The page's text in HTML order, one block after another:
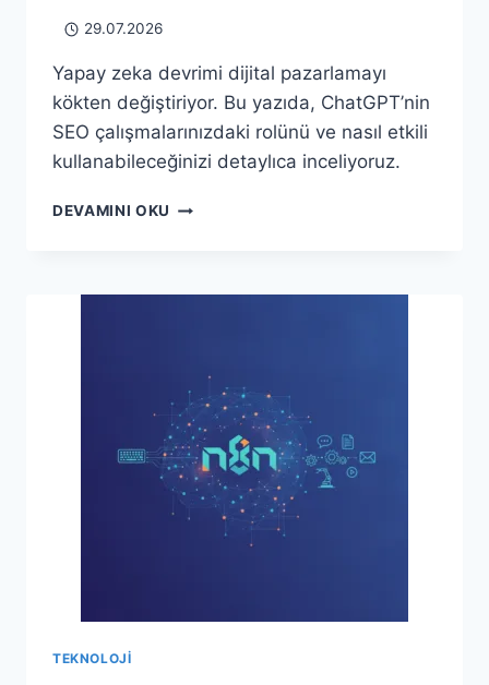
29.07.2026
Yapay zeka devrimi dijital pazarlamayı
kökten değiştiriyor. Bu yazıda, ChatGPT’nin
SEO çalışmalarınızdaki rolünü ve nasıl etkili
kullanabileceğinizi detaylıca inceliyoruz.
DEVAMINI OKU CHATGPT
ZEKA
TEKNOLOJI